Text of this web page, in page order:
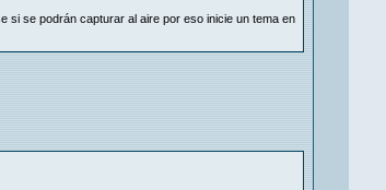
si se podrán capturar al aire por eso inicie un tema en